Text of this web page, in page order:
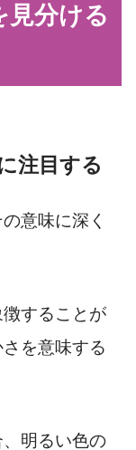
見分ける
注目する
意味に深く
することが
を意味する
明るい色の